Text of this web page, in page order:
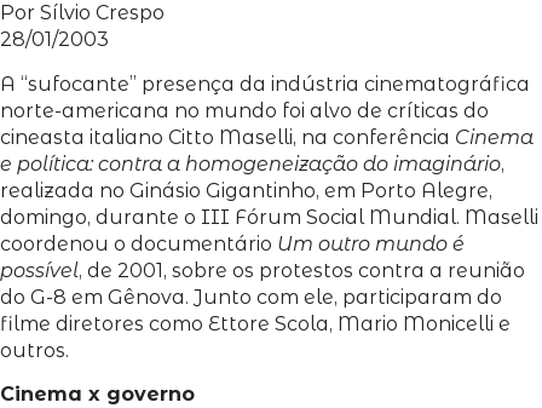
Por Sílvio Crespo
28/01/2003
A “sufocante” presença da indústria cinematográfica
norte-americana no mundo foi alvo de críticas do
cineasta italiano Citto Maselli, na conferência Cinema
e política: contra a homogeneização do imaginário,
realizada no Ginásio Gigantinho, em Porto Alegre,
domingo, durante o III Fórum Social Mundial. Maselli
coordenou o documentário Um outro mundo é
possível, de 2001, sobre os protestos contra a reunião
do G-8 em Gênova. Junto com ele, participaram do
filme diretores como Ettore Scola, Mario Monicelli e
outros.
Cinema x governo